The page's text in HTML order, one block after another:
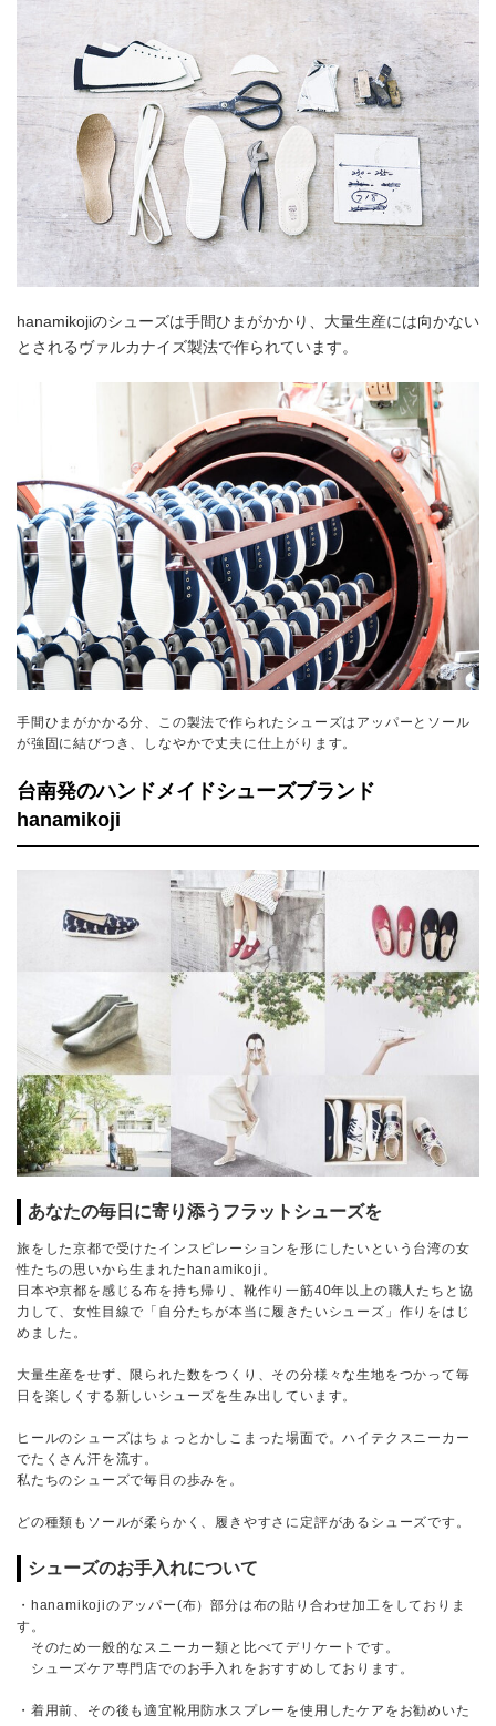
hanamikojiのシューズは手間ひまがかかり、大量生産には向かない
とされるヴァルカナイズ製法で作られています。
手間ひまがかかる分、この製法で作られたシューズはアッパーとソール
が強固に結びつき、しなやかで丈夫に仕上がります。
台南発のハンドメイドシューズブランド
hanamikoji
あなたの毎日に寄り添うフラットシューズを
旅をした京都で受けたインスピレーションを形にしたいという台湾の女
性たちの思いから生まれたhanamikoji。
日本や京都を感じる布を持ち帰り、靴作り一筋40年以上の職人たちと協
力して、女性目線で「自分たちが本当に履きたいシューズ」作りをはじ
めました。
大量生産をせず、限られた数をつくり、その分様々な生地をつかって毎
日を楽しくする新しいシューズを生み出しています。
ヒールのシューズはちょっとかしこまった場面で。ハイテクスニーカー
でたくさん汗を流す。
私たちのシューズで毎日の歩みを。
どの種類もソールが柔らかく、履きやすさに定評があるシューズです。
シューズのお手入れについて
・hanamikojiのアッパー(布）部分は布の貼り合わせ加工をしておりま
す。
そのため一般的なスニーカー類と比べてデリケートです。
シューズケア専門店でのお手入れをおすすめしております。
・着用前、その後も適宜靴用防水スプレーを使用したケアをお勧めいた